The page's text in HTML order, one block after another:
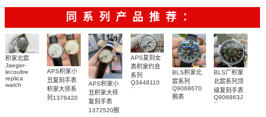
牌/原单
同系列产品推荐：
积家北宸
Jaeger-
lecoultre
replica
watch
APS积家小
丑复刻手表
积家大师系
列1378420
APS积家小
丑积家大师
复刻手表
1372520腕
APS复刻女
表积家约会
系列
Q3448110
BLS积家北
宸系列
Q9068670
腕表
BLS厂积家
北宸系列顶
级复刻手表
Q906863J